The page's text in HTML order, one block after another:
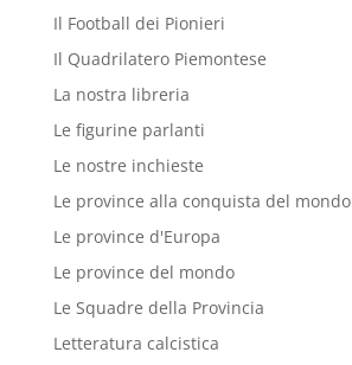
Il Football dei Pionieri
Il Quadrilatero Piemontese
La nostra libreria
Le figurine parlanti
Le nostre inchieste
Le province alla conquista del mondo
Le province d'Europa
Le province del mondo
Le Squadre della Provincia
Letteratura calcistica